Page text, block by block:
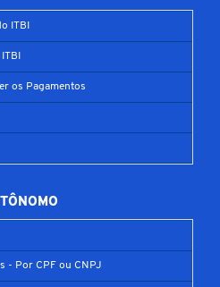
ITBI
os Pagamentos
- Por CPF ou CNPJ